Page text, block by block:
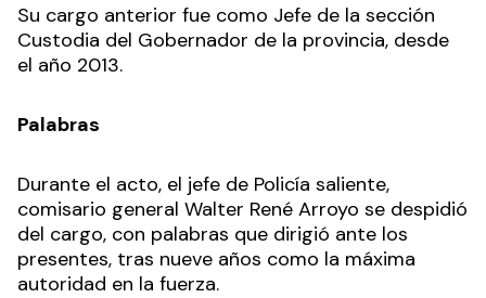
Su cargo anterior fue como Jefe de la sección
Custodia del Gobernador de la provincia, desde
el año 2013.
Palabras
Durante el acto, el jefe de Policía saliente,
comisario general Walter René Arroyo se despidió
del cargo, con palabras que dirigió ante los
presentes, tras nueve años como la máxima
autoridad en la fuerza.